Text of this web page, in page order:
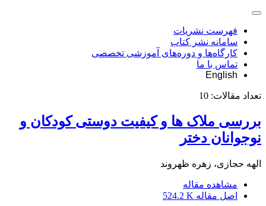
فهرست نشریات
سامانه نشر کتاب
کارگاه‌ها و دوره‌های آموزشی تخصصی
تماس با ما
English
تعداد مقالات: 10
بررسی ملاک ها و کیفیت دوستی کودکان و
نوجوانان دختر
الهه حجازی، زهره ظهروند
مشاهده مقاله
اصل مقاله 524.2 K